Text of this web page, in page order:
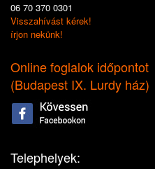
06 70 370 0301
Visszahívást kérek!
írjon nekünk!
Online foglalok időpontot
(Budapest IX. Lurdy ház)
Telephelyek: